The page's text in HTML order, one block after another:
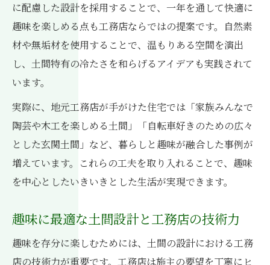
に配慮した設計を採用することで、一年を通して快適に
趣味を楽しめる点も工務店ならではの提案です。自然素
材や無垢材を使用することで、温もりある空間を演出
し、土間特有の冷たさを和らげるアイデアも実践されて
います。
実際に、地元工務店が手がけた住宅では「家族みんなで
陶芸や木工を楽しめる土間」「自転車好きのための広々
とした玄関土間」など、暮らしと趣味が融合した事例が
増えています。これらの工夫を取り入れることで、趣味
を中心としたいきいきとした生活が実現できます。
趣味に最適な土間設計と工務店の技術力
趣味を存分に楽しむためには、土間の設計における工務
店の技術力が重要です。工務店は施主の要望を丁寧にヒ